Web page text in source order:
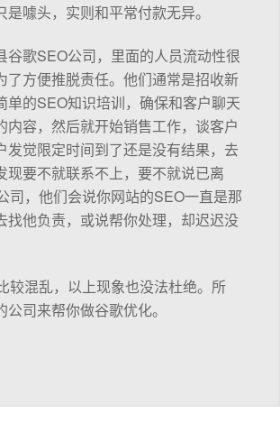
噱头，实则和平常付款无异。
谷歌SEO公司，里面的人员流动性很
了方便推脱责任。他们通常是招收新
单的SEO知识培训，确保和客户聊天
内容，然后就开始销售工作，谈客户
发觉限定时间到了还是没有结果，去
现要不就联系不上，要不就说已离
司，他们会说你网站的SEO一直是那
找他负责，或说帮你处理，却迟迟没
较混乱，以上现象也没法杜绝。所
司来帮你做谷歌优化。